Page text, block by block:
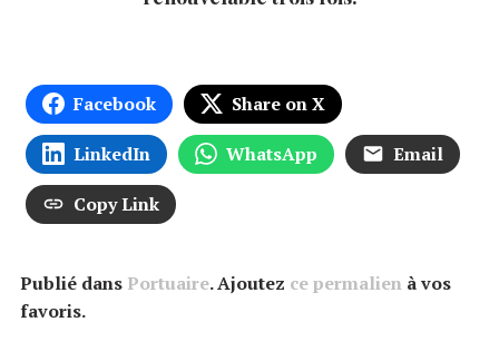
Facebook Share on X
LinkedIn WhatsApp Email
Copy Link
Publié dans Portuaire. Ajoutez ce permalien à vos
favoris.